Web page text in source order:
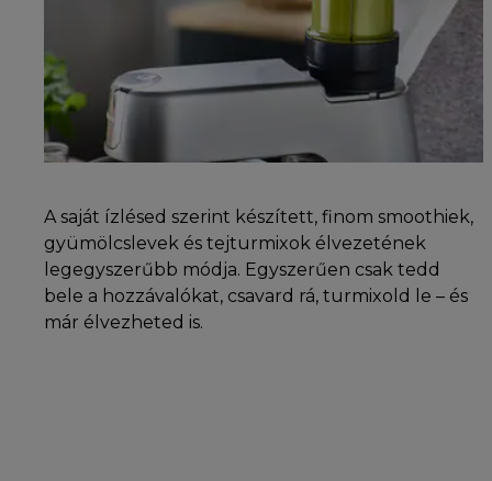
A saját ízlésed szerint készített, finom smoothiek,
gyümölcslevek és tejturmixok élvezetének
legegyszerűbb módja. Egyszerűen csak tedd
bele a hozzávalókat, csavard rá, turmixold le – és
már élvezheted is.